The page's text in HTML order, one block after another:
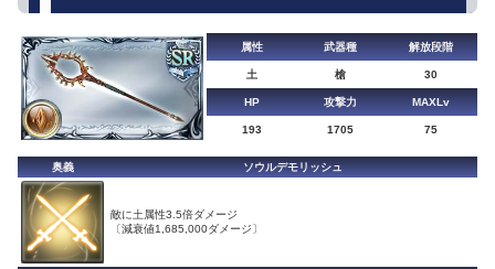
属性 武器種 解放段階
土 槍 30
HP 攻撃力 MAXLv
193 1705 75
奥義 ソウルデモリッシュ
敵に土属性3.5倍ダメージ
〔減衰値1,685,000ダメージ〕